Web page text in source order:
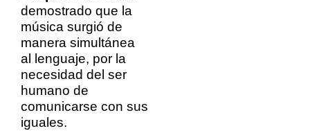
demostrado que la
música surgió de
manera simultánea
al lenguaje, por la
necesidad del ser
humano de
comunicarse con sus
iguales.